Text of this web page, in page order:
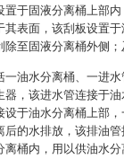
置于固液分离桶上部
其表面，该刮板设置
除至固液分离桶外侧；
一油水分离桶、一进
器，该进水管连接于
设于油水分离桶上部
后的水排放，该排油
离桶内，用以供油水